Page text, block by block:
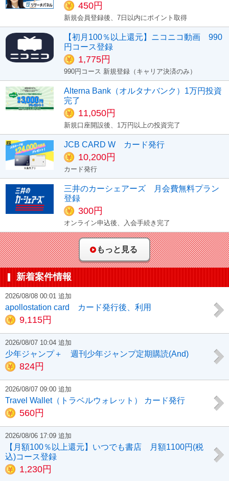
450円
新規会員登録後、7日以内にポイント取得
【初月100％以上還元】ニコニコ動画 990
円コース登録
1,775円
990円コース 新規登録（キャリア決済のみ）
Alterna Bank（オルタナバンク）1万円投資
完了
11,050円
新規口座開設後、1万円以上の投資完了
JCB CARD W カード発行
10,200円
カード発行
三井のカーシェアーズ 月会費無料プラン
登録
300円
オンライン申込後、入会手続き完了
もっと見る
新着案件情報
2026/08/08 00:01 追加
apollostation card カード発行後、利用
9,115円
2026/08/07 10:04 追加
少年ジャンプ＋ 週刊少年ジャンプ定期購読(And)
824円
2026/08/07 09:00 追加
Travel Wallet（トラベルウォレット） カード発行
560円
2026/08/06 17:09 追加
【月額100％以上還元】いつでも書店 月額1100円(税
込)コース登録
1,230円